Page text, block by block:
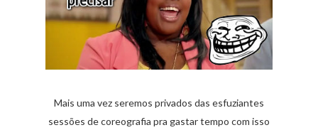
Mais uma vez seremos privados das esfuziantes
sessões de coreografia pra gastar tempo com isso